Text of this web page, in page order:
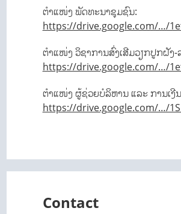
ຕຳແໜ່ງ ພັດທະນາຊຸມຊົນ:
https://drive.google.com/…/
ຕຳແໜ່ງ ວິຊາການສົ່ງເສີມວຽກປູກຝັງ-
https://drive.google.com/…/
ຕຳແໜ່ງ ຜູ້ຊ່ວຍບໍລິຫານ ແລະ ການເງີນ
https://drive.google.com/…/
Contact